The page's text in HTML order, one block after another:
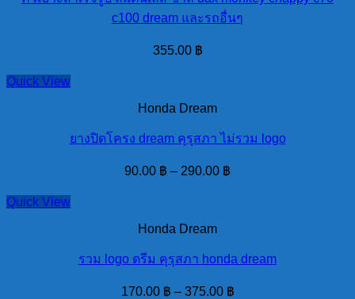
c100 dream และรถอื่นๆ
355.00 ฿
Quick View
Honda Dream
ยางปิดโครง dream คุรุสภา ไม่รวม logo
90.00 ฿ – 290.00 ฿
Quick View
Honda Dream
รวม logo ดรีม คุรุสภา honda dream
170.00 ฿ – 375.00 ฿